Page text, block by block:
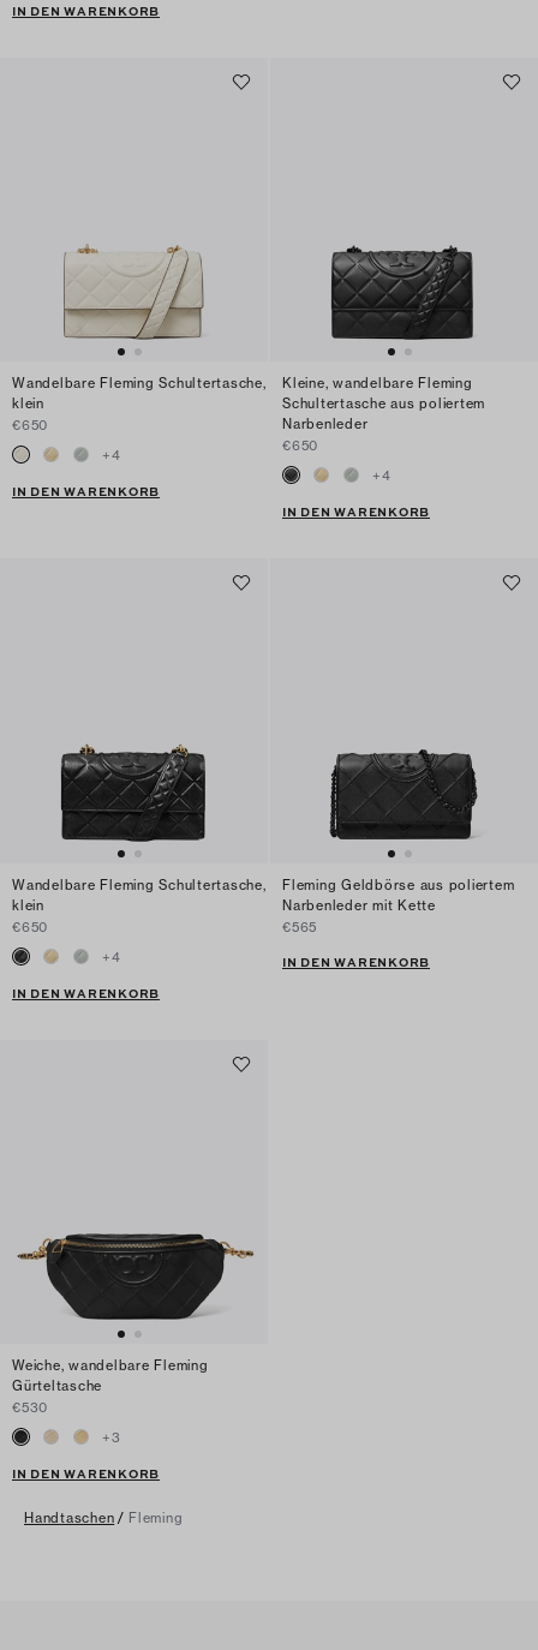
IN DEN WARENKORB
Wandelbare Fleming Schultertasche,
klein
€650
+4
IN DEN WARENKORB
Kleine, wandelbare Fleming
Schultertasche aus poliertem
Narbenleder
€650
+4
IN DEN WARENKORB
Wandelbare Fleming Schultertasche,
klein
€650
+4
IN DEN WARENKORB
Fleming Geldbörse aus poliertem
Narbenleder mit Kette
€565
IN DEN WARENKORB
Weiche, wandelbare Fleming
Gürteltasche
€530
+3
IN DEN WARENKORB
Handtaschen / Fleming